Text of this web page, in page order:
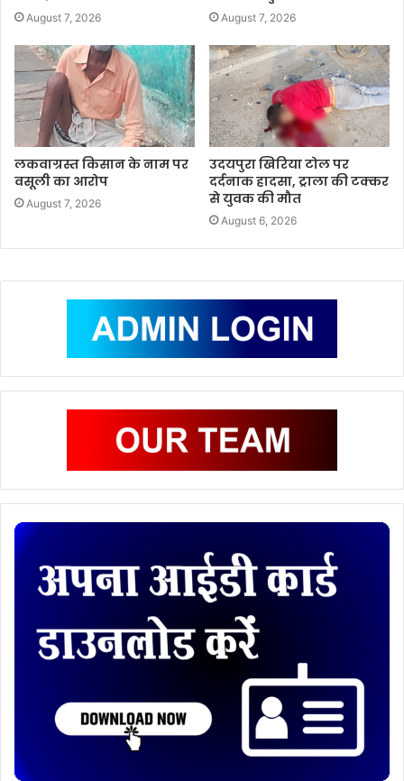
August 7, 2026 August 7, 2026
लकवाग्रस्त किसान के नाम पर
वसूली का आरोप
August 7, 2026
उदयपुरा खिरिया टोल पर
दर्दनाक हादसा, ट्राला की टक्कर
से युवक की मौत
August 6, 2026